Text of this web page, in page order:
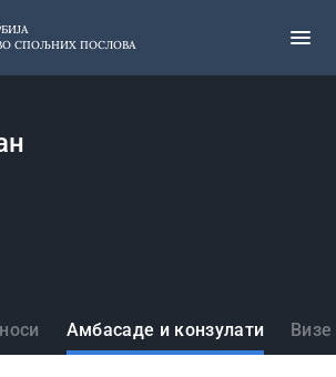
СПОЉНИХ ПОСЛОВА
Амбасаде и конзулати